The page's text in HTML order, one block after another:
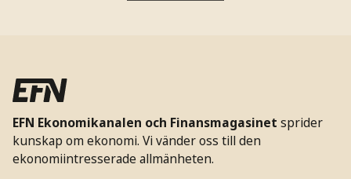
EFN Ekonomikanalen och Finansmagasinet sprider
kunskap om ekonomi. Vi vänder oss till den
ekonomiintresserade allmänheten.